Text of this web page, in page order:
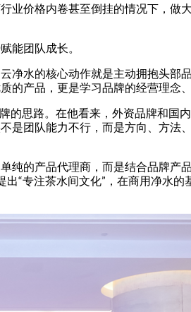
价格内卷甚至倒挂的情况下，做
能团队成长。
水的核心动作就是主动拥抱头部
产品，更是学习品牌的经营理念
思路。在他看来，外资品牌和国
团队能力不行，而是方向、方法
的产品代理商，而是结合品牌产
“专注茶水间文化”，在商用净水